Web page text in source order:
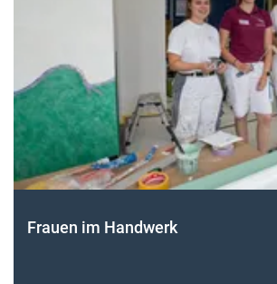
Frauen im Handwerk